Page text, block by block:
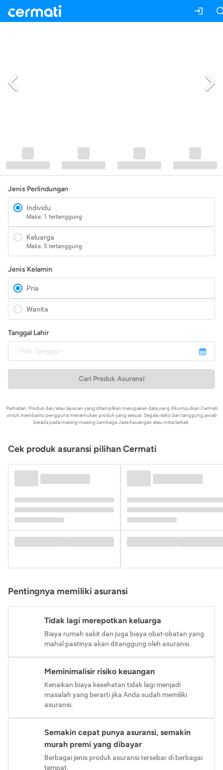
Jenis Perlindungan
Individu
Maks. 1 tertanggung
Keluarga
Maks. 5 tertanggung
Jenis Kelamin
Pria
Wanita
Tanggal Lahir
Cari Produk Asuransi
Perhatian: Produk dan/atau layanan yang ditampilkan merupakan data yang dikumpulkan Cermati
untuk membantu pengguna menemukan produk yang sesuai. Segala risiko dan tanggung jawab
berada pada masing-masing Lembaga Jasa Keuangan atau mitra terkait.
Cek produk asuransi pilihan Cermati
Pentingnya memiliki asuransi
Tidak lagi merepotkan keluarga
Biaya rumah sakit dan juga biaya obat-obatan yang
mahal pastinya akan ditanggung oleh asuransi.
Meminimalisir risiko keuangan
Kenaikan biaya kesehatan tidak lagi menjadi
masalah yang berarti jika Anda sudah memiliki
asuransi.
Semakin cepat punya asuransi, semakin
murah premi yang dibayar
Berbagai jenis produk asuransi tersebar di berbagai
tempat.